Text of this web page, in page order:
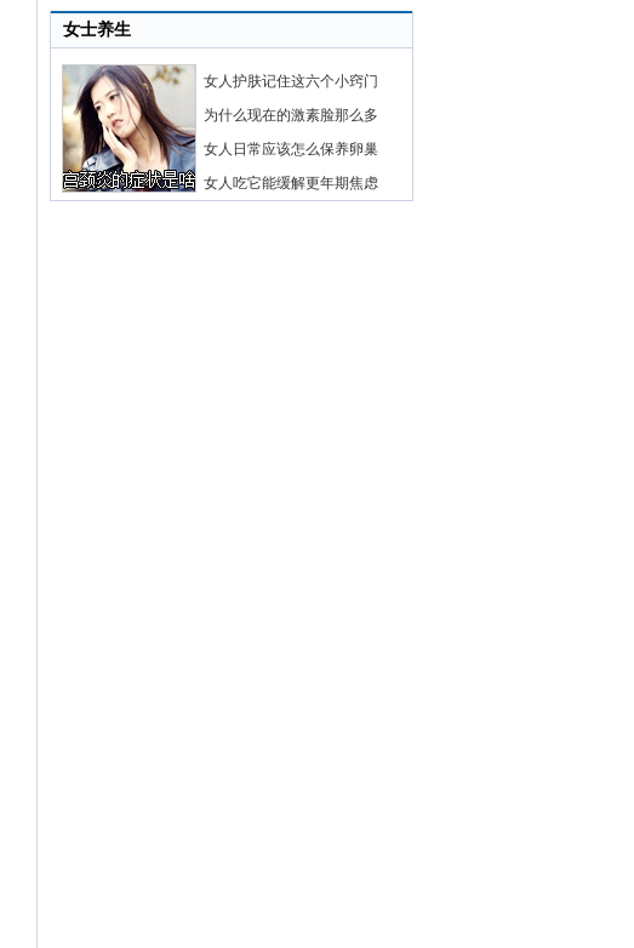
女士养生
女人护肤记住这六个小窍门
为什么现在的激素脸那么多
女人日常应该怎么保养卵巢
女人吃它能缓解更年期焦虑